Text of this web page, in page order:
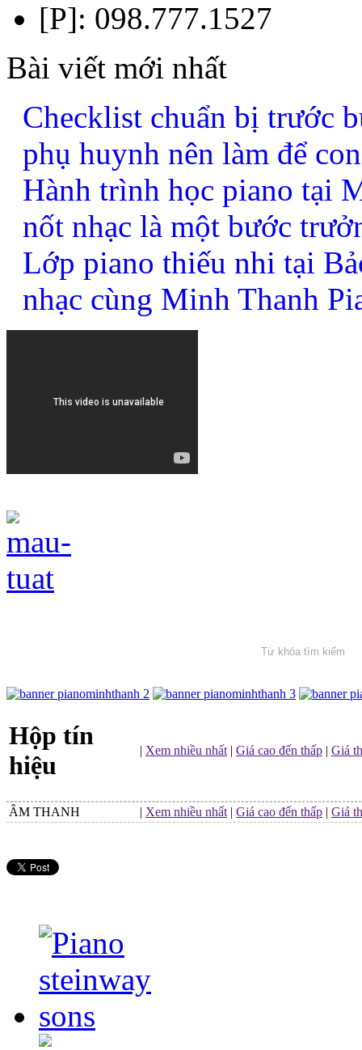
[P]: 098.777.1527
Bài viết mới nhất
Checklist chuẩn bị trước
phụ huynh nên làm để
Hành trình học piano tại
nốt nhạc là một bước
Lớp piano thiếu nhi tại
nhạc cùng Minh Thanh
Hộp tín
hiệu
| Xem nhiều nhất | Giá cao đến thấp | Giá
ÂM THANH | Xem nhiều nhất | Giá cao đến thấp | Giá